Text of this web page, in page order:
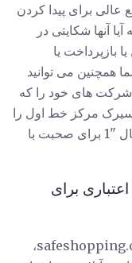
عالی برای پیدا کردن
آنها شکایتی در
بازپرداخت یا
همچنین می توانید
های خود را که
مرکز خط اول را
از دستورات خودکار بی پایان (به عنوان مثال "1 برای صحبت با
برای
با توجه به وب سایت انجمن آمریکایی، safeshopping.org،